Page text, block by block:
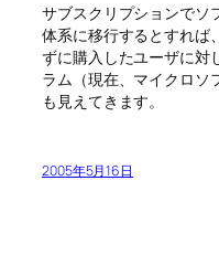
サブスクリプションでソ
体系に移行するとすれば
ずに購入したユーザに対
ラム（現在、マイクロソ
も見えてきます。
2005年5月16日